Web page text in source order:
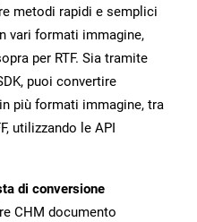
metodi rapidi e semplici
vari formati immagine,
per RTF. Sia tramite
puoi convertire
più formati immagine, tra
utilizzando le API
di conversione
CHM documento